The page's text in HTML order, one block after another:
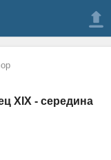
XIX - середина